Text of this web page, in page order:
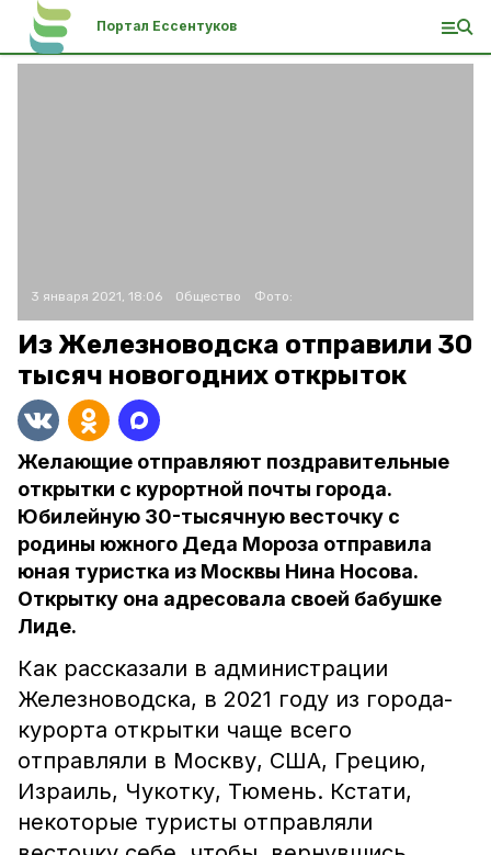
Портал Ессентуков
3 января 2021, 18:06 Общество Фото:
Из Железноводска отправили 30
тысяч новогодних открыток
Желающие отправляют поздравительные
открытки с курортной почты города.
Юбилейную 30-тысячную весточку с
родины южного Деда Мороза отправила
юная туристка из Москвы Нина Носова.
Открытку она адресовала своей бабушке
Лиде.
Как рассказали в администрации
Железноводска, в 2021 году из города-
курорта открытки чаще всего
отправляли в Москву, США, Грецию,
Израиль, Чукотку, Тюмень. Кстати,
некоторые туристы отправляли